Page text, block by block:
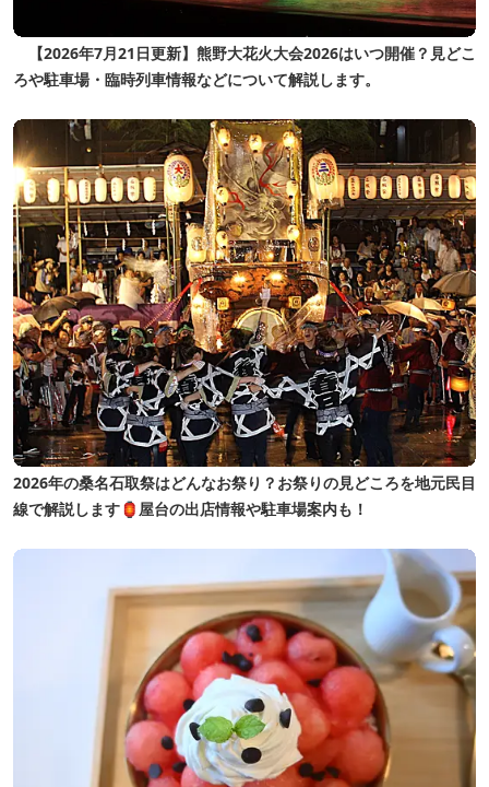
【2026年7月21日更新】熊野大花火大会2026はいつ開催？見どこ
ろや駐車場・臨時列車情報などについて解説します。
2026年の桑名石取祭はどんなお祭り？お祭りの見どころを地元民目
線で解説します🏮屋台の出店情報や駐車場案内も！